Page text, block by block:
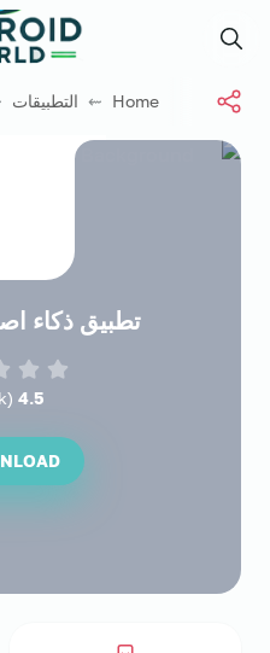
العاب
Home
⇜ التطبيقات
تطبيق ذكاء
4.5
(
↓